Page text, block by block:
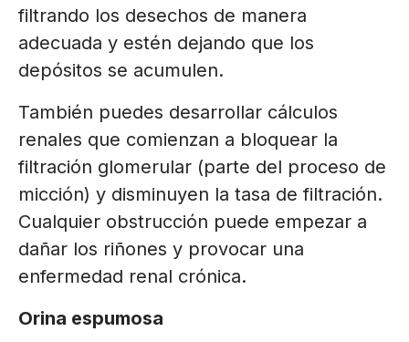
filtrando los desechos de manera
adecuada y estén dejando que los
depósitos se acumulen.
También puedes desarrollar cálculos
renales que comienzan a bloquear la
filtración glomerular (parte del proceso de
micción) y disminuyen la tasa de filtración.
Cualquier obstrucción puede empezar a
dañar los riñones y provocar una
enfermedad renal crónica.
Orina espumosa